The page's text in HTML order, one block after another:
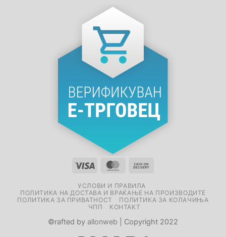
УСЛОВИ И ПРАВИЛА
ПОЛИТИКА НА ДОСТАВА И ВРАЌАЊЕ НА ПРОИЗВОДИТЕ
ПОЛИТИКА ЗА ПРИВАТНОСТ
ПОЛИТИКА ЗА КОЛАЧИЊА
ЧПП
КОНТАКТ
©rafted by allonweb | Copyright 2022